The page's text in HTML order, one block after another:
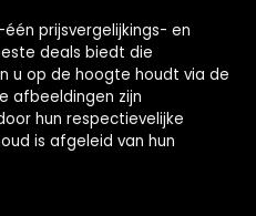
prijsvergelijkings- en
deals biedt die
u op de hoogte houdt via de
afbeeldingen zijn
hun respectievelijke
is afgeleid van hun